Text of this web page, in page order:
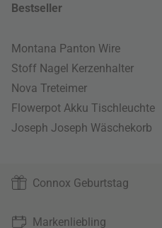
Bestseller
Montana Panton Wire
Stoff Nagel Kerzenhalter
Nova Treteimer
Flowerpot Akku Tischleuchte
Joseph Joseph Wäschekorb
Connox Geburtstag
Markenliebling